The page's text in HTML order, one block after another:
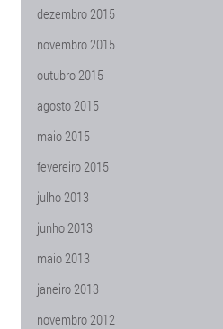
dezembro 2015
novembro 2015
outubro 2015
agosto 2015
maio 2015
fevereiro 2015
julho 2013
junho 2013
maio 2013
janeiro 2013
novembro 2012